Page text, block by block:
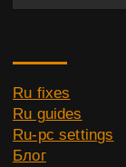
Ru fixes
Ru guides
Ru-pc settings
Блог